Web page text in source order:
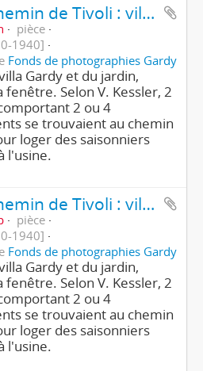
Lancy, chemin de Tivoli : villa Gardy
pièce
1940]
Fonds de photographies Gardy
Gardy et du jardin,
fenêtre. Selon V. Kessler, 2
2 ou 4
se trouvaient au chemin
loger des saisonniers
l'usine.
Lancy, chemin de Tivoli : villa Gardy
pièce
1940]
Fonds de photographies Gardy
Gardy et du jardin,
fenêtre. Selon V. Kessler, 2
2 ou 4
se trouvaient au chemin
loger des saisonniers
l'usine.